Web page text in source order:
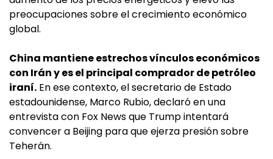
preocupaciones sobre el crecimiento económico
global.
China mantiene estrechos vínculos económicos
con Irán y es el principal comprador de petróleo
iraní. En ese contexto, el secretario de Estado
estadounidense, Marco Rubio, declaró en una
entrevista con Fox News que Trump intentará
convencer a Beijing para que ejerza presión sobre
Teherán.